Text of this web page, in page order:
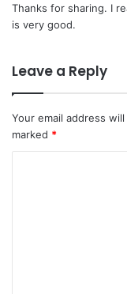
s
:
Thanks for sharing. I
is very good.
Leave a Reply
Your email address
marked *